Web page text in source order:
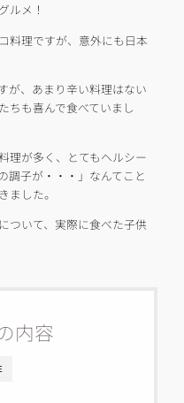
ルメ！
料理ですが、意外にも日本
が、あまり辛い料理はない
ちも喜んで食べていまし
理が多く、とてもヘルシー
調子が・・・」なんてこと
ました。
ついて、実際に食べた子供
内容